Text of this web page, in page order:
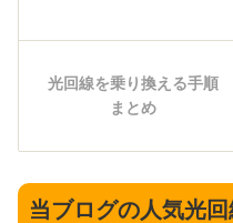
光回線を乗り換える手順
まとめ
当ブログの人気光回